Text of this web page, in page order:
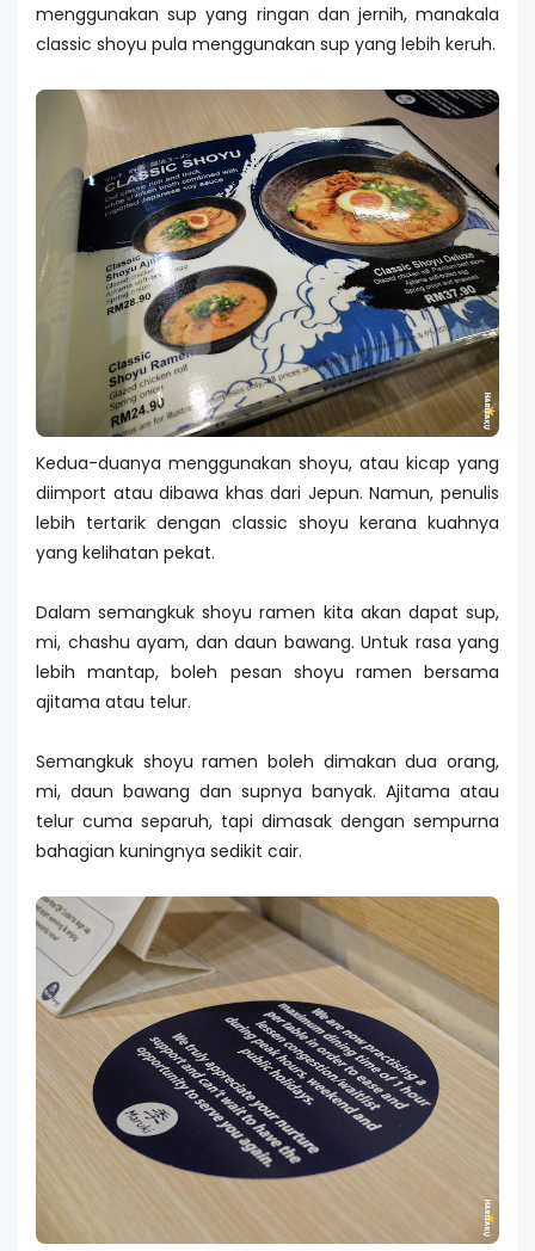
menggunakan sup yang ringan dan jernih, manakala
classic shoyu pula menggunakan sup yang lebih keruh.
Kedua-duanya menggunakan shoyu, atau kicap yang
diimport atau dibawa khas dari Jepun. Namun, penulis
lebih tertarik dengan classic shoyu kerana kuahnya
yang kelihatan pekat.
Dalam semangkuk shoyu ramen kita akan dapat sup,
mi, chashu ayam, dan daun bawang. Untuk rasa yang
lebih mantap, boleh pesan shoyu ramen bersama
ajitama atau telur.
Semangkuk shoyu ramen boleh dimakan dua orang,
mi, daun bawang dan supnya banyak. Ajitama atau
telur cuma separuh, tapi dimasak dengan sempurna
bahagian kuningnya sedikit cair.